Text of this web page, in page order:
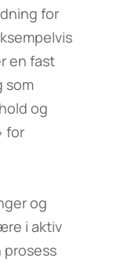
for
en fast
som
og
for
og
i aktiv
prosess